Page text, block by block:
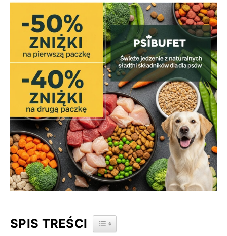
SPIS TREŚCI TOGGLE TABLE OF CONTENT